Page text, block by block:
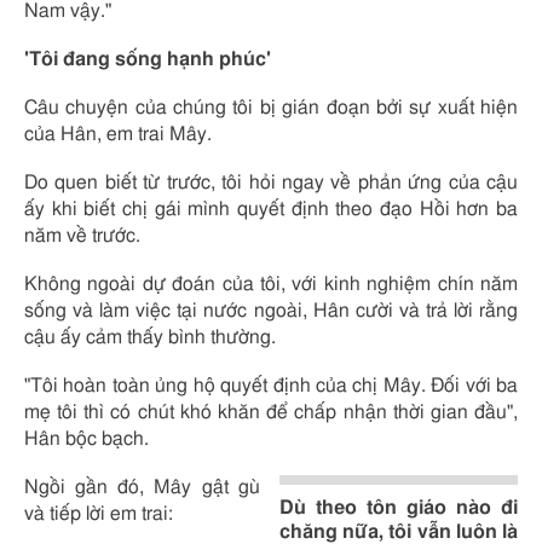
Nam vậy."
'Tôi đang sống hạnh phúc'
Câu chuyện của chúng tôi bị gián đoạn bởi sự xuất hiện
của Hân, em trai Mây.
Do quen biết từ trước, tôi hỏi ngay về phản ứng của cậu
ấy khi biết chị gái mình quyết định theo đạo Hồi hơn ba
năm về trước.
Không ngoài dự đoán của tôi, với kinh nghiệm chín năm
sống và làm việc tại nước ngoài, Hân cười và trả lời rằng
cậu ấy cảm thấy bình thường.
"Tôi hoàn toàn ủng hộ quyết định của chị Mây. Đối với ba
mẹ tôi thì có chút khó khăn để chấp nhận thời gian đầu",
Hân bộc bạch.
Dù theo tôn giáo nào đi
chăng nữa, tôi vẫn luôn là
Ngồi gần đó, Mây gật gù
và tiếp lời em trai: